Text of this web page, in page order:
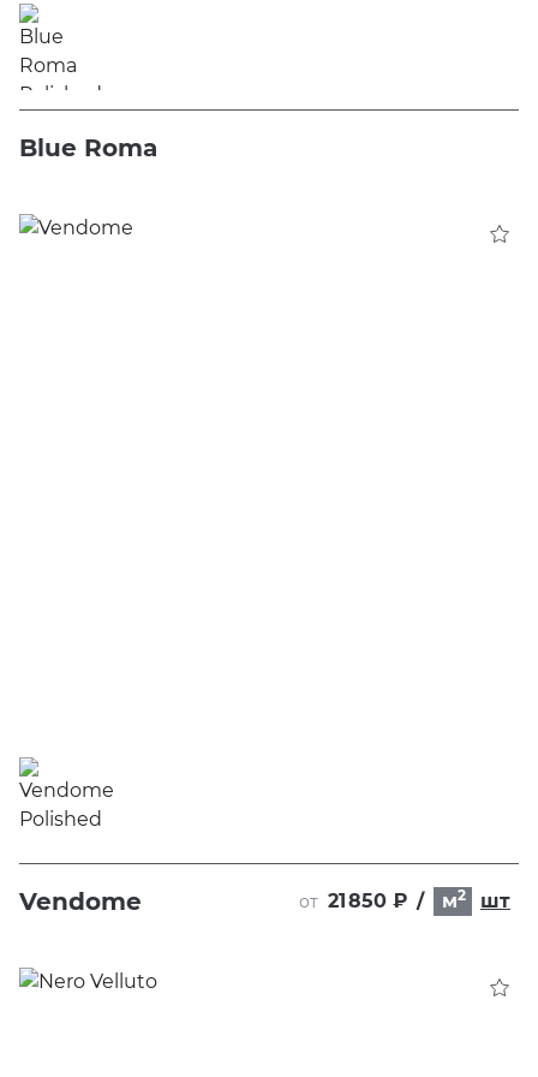
Blue Roma
Vendome от 21 850 ₽ / м2 шт